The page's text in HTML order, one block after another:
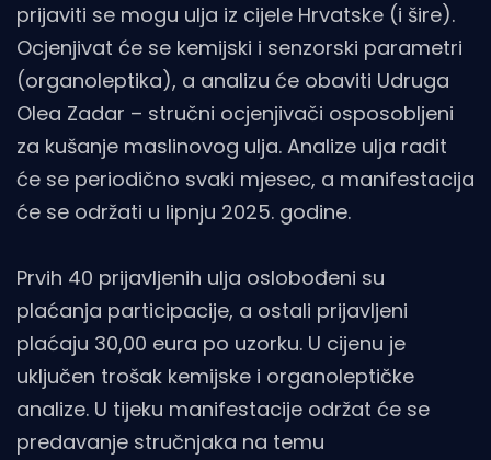
prijaviti se mogu ulja iz cijele Hrvatske (i šire).
Ocjenjivat će se kemijski i senzorski parametri
(organoleptika), a analizu će obaviti Udruga
Olea Zadar – stručni ocjenjivači osposobljeni
za kušanje maslinovog ulja. Analize ulja radit
će se periodično svaki mjesec, a manifestacija
će se održati u lipnju 2025. godine.
Prvih 40 prijavljenih ulja oslobođeni su
plaćanja participacije, a ostali prijavljeni
plaćaju 30,00 eura po uzorku. U cijenu je
uključen trošak kemijske i organoleptičke
analize. U tijeku manifestacije održat će se
predavanje stručnjaka na temu